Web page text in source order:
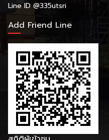
Line ID @335utsri
Add Friend Line